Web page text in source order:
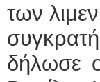
των
δήλωσε ο